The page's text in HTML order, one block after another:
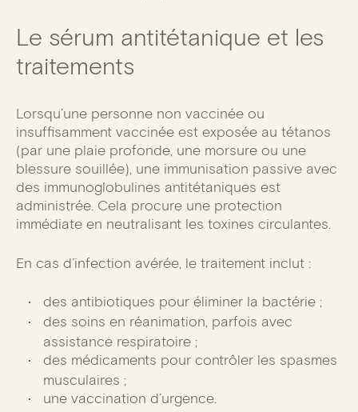
Le sérum antitétanique et les
traitements
Lorsqu’une personne non vaccinée ou
insuffisamment vaccinée est exposée au tétanos
(par une plaie profonde, une morsure ou une
blessure souillée), une immunisation passive avec
des immunoglobulines antitétaniques est
administrée. Cela procure une protection
immédiate en neutralisant les toxines circulantes.
En cas d’infection avérée, le traitement inclut :
des antibiotiques pour éliminer la bactérie ;
des soins en réanimation, parfois avec
assistance respiratoire ;
des médicaments pour contrôler les spasmes
musculaires ;
une vaccination d’urgence.